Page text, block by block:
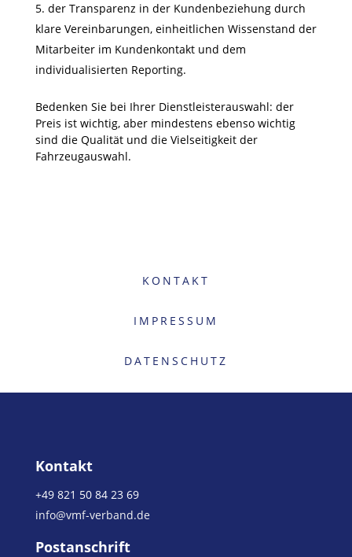
der Transparenz in der Kundenbeziehung durch
klare Vereinbarungen, einheitlichen Wissenstand der
Mitarbeiter im Kundenkontakt und dem
individualisierten Reporting.
Bedenken Sie bei Ihrer Dienstleisterauswahl: der
Preis ist wichtig, aber mindestens ebenso wichtig
sind die Qualität und die Vielseitigkeit der
Fahrzeugauswahl.
KONTAKT
IMPRESSUM
DATENSCHUTZ
Kontakt
+49 821 50 84 23 69
info@vmf-verband.de
Postanschrift